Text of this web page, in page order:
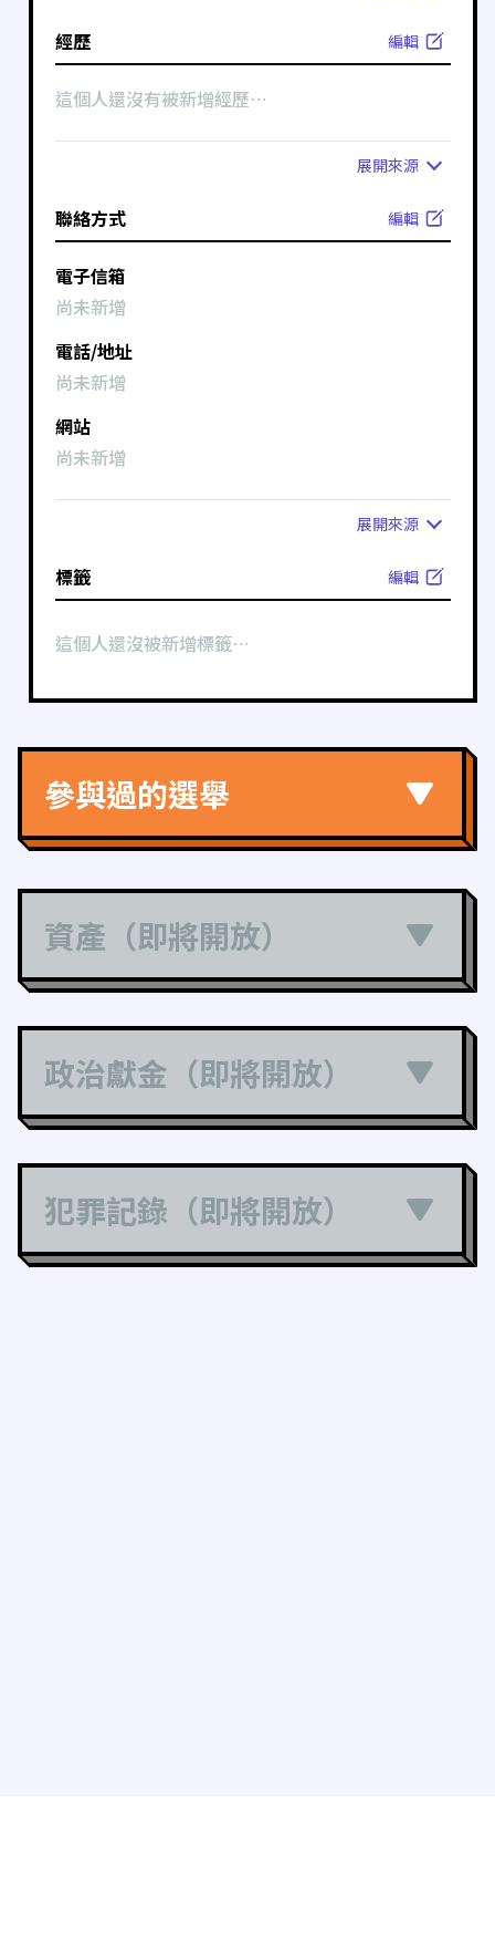
經歷 編輯
這個人還沒有被新增經歷⋯
展開來源
聯絡方式 編輯
電子信箱
尚未新增
電話/地址
尚未新增
網站
尚未新增
展開來源
標籤 編輯
這個人還沒被新增標籤⋯
參與過的選舉
資產（即將開放）
政治獻金（即將開放）
犯罪記錄（即將開放）